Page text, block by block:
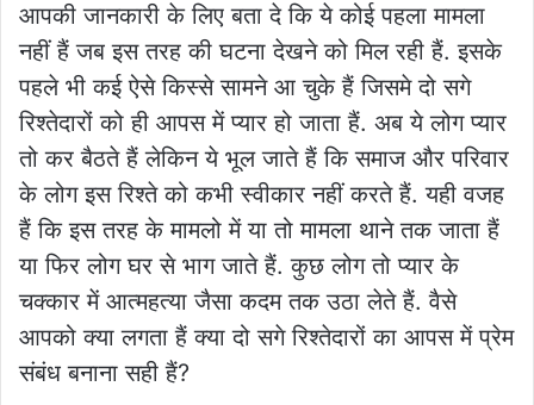
आपकी जानकारी के लिए बता दे कि ये कोई पहला मामला
नहीं हैं जब इस तरह की घटना देखने को मिल रही हैं. इसके
पहले भी कई ऐसे किस्से सामने आ चुके हैं जिसमे दो सगे
रिश्तेदारों को ही आपस में प्यार हो जाता हैं. अब ये लोग प्यार
तो कर बैठते हैं लेकिन ये भूल जाते हैं कि समाज और परिवार
के लोग इस रिश्ते को कभी स्वीकार नहीं करते हैं. यही वजह
हैं कि इस तरह के मामलो में या तो मामला थाने तक जाता हैं
या फिर लोग घर से भाग जाते हैं. कुछ लोग तो प्यार के
चक्कार में आत्महत्या जैसा कदम तक उठा लेते हैं. वैसे
आपको क्या लगता हैं क्या दो सगे रिश्तेदारों का आपस में प्रेम
संबंध बनाना सही हैं?